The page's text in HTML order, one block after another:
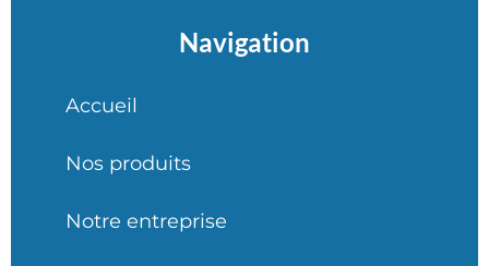
Navigation
Accueil
Nos produits
Notre entreprise